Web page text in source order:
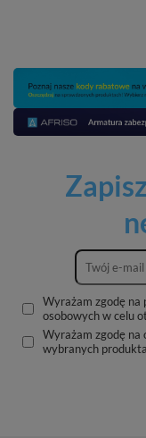
Wyrażam zgodę na
osobowych w celu
Wyrażam zgodę
wybranych